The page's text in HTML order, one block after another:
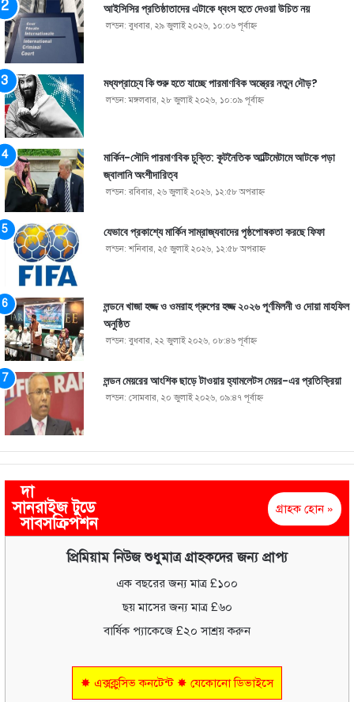
আইসিসির প্রতিষ্ঠাতাদের এটাকে ধ্বংস হতে দেওয়া উচিত নয়
লন্ডন: বুধবার, ২৯ জুলাই ২০২৬, ১০:০৬ পূর্বাহ্ণ
মধ্যপ্রাচ্যে কি শুরু হতে যাচ্ছে পারমাণবিক অস্ত্রের নতুন দৌড়?
লন্ডন: মঙ্গলবার, ২৮ জুলাই ২০২৬, ১০:০৯ পূর্বাহ্ণ
মার্কিন-সৌদি পারমাণবিক চুক্তি: কূটনৈতিক আল্টিমেটামে আটকে পড়া
জ্বালানি অংশীদারিত্ব
লন্ডন: রবিবার, ২৬ জুলাই ২০২৬, ১২:৫৮ অপরাহ্ণ
যেভাবে প্রকাশ্যে মার্কিন সাম্রাজ্যবাদের পৃষ্ঠপোষকতা করছে ফিফা
লন্ডন: শনিবার, ২৫ জুলাই ২০২৬, ১২:৫৮ অপরাহ্ণ
লন্ডনে খাজা হজ্জ ও ওমরাহ গ্রুপের হজ্জ ২০২৬ পূর্ণমিলনী ও দোয়া মাহফিল
অনুষ্ঠিত
লন্ডন: বুধবার, ২২ জুলাই ২০২৬, ০৮:৪৬ পূর্বাহ্ণ
লন্ডন মেয়রের আংশিক ছাড়ে টাওয়ার হ্যামলেটস মেয়র-এর প্রতিক্রিয়া
লন্ডন: সোমবার, ২০ জুলাই ২০২৬, ০৯:৪৭ পূর্বাহ্ণ
দা
সানরাইজ টুডে
সাবসক্রিপশন
গ্রাহক হোন »
প্রিমিয়াম নিউজ শুধুমাত্র গ্রাহকদের জন্য প্রাপ্য
এক বছরের জন্য মাত্র £১০০
ছয় মাসের জন্য মাত্র £৬০
বার্ষিক প্যাকেজে £২০ সাশ্রয় করুন
✸ এক্সক্লুসিভ কনটেন্ট ✸ যেকোনো ডিভাইসে